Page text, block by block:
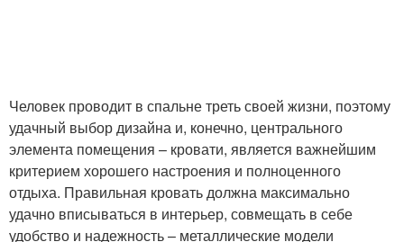
Человек проводит в спальне треть своей жизни, поэтому
удачный выбор дизайна и, конечно, центрального
элемента помещения – кровати, является важнейшим
критерием хорошего настроения и полноценного
отдыха. Правильная кровать должна максимально
удачно вписываться в интерьер, совмещать в себе
удобство и надежность – металлические модели